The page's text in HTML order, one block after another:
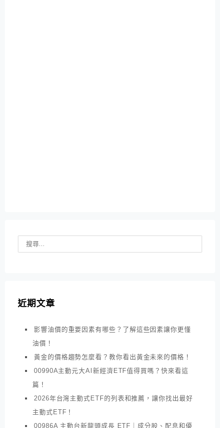
近期文章
影響油價的重要因素有哪些？了解這些因素讓你更懂
油價！
黃金的價格趨勢怎麼看？教你看出黃金未來的價格！
00990A主動元大AI新經濟ETF值得買嗎？快來看這
篇！
2026年台灣主動式ETF的列表和推薦，讓你找出最好
主動式ETF！
00986A 主動台新龍頭成長 ETF｜成分股、配息和優